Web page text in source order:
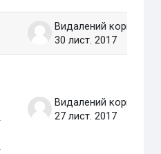
30 лист. 2017
27 лист. 2017